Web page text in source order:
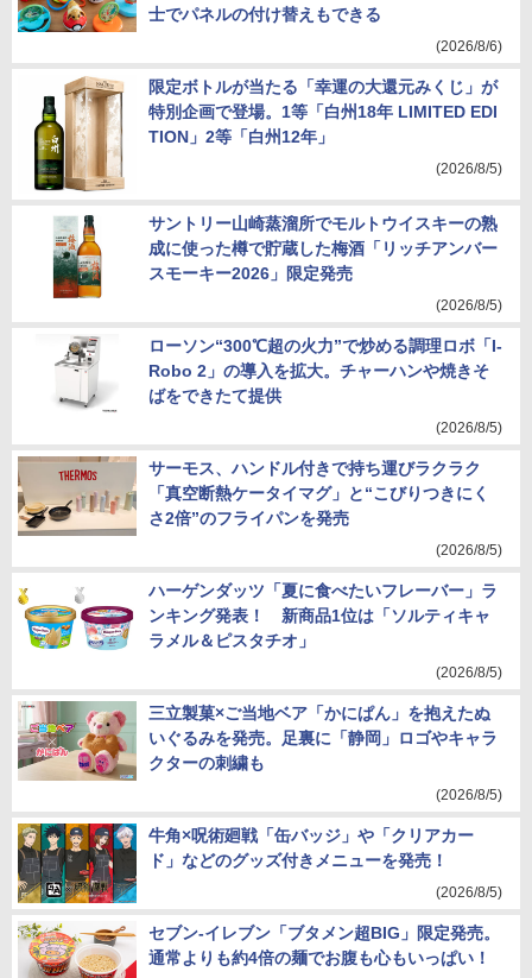
士でパネルの付け替えもできる
(2026/8/6)
限定ボトルが当たる「幸運の大還元みくじ」が
特別企画で登場。1等「白州18年 LIMITED EDI
TION」2等「白州12年」
(2026/8/5)
サントリー山崎蒸溜所でモルトウイスキーの熟
成に使った樽で貯蔵した梅酒「リッチアンバー
スモーキー2026」限定発売
(2026/8/5)
ローソン“300℃超の火力”で炒める調理ロボ「I-
Robo 2」の導入を拡大。チャーハンや焼きそ
ばをできたて提供
(2026/8/5)
サーモス、ハンドル付きで持ち運びラクラク
「真空断熱ケータイマグ」と“こびりつきにく
さ2倍”のフライパンを発売
(2026/8/5)
ハーゲンダッツ「夏に食べたいフレーバー」ラ
ンキング発表！ 新商品1位は「ソルティキャ
ラメル＆ピスタチオ」
(2026/8/5)
三立製菓×ご当地ベア「かにぱん」を抱えたぬ
いぐるみを発売。足裏に「静岡」ロゴやキャラ
クターの刺繍も
(2026/8/5)
牛角×呪術廻戦「缶バッジ」や「クリアカー
ド」などのグッズ付きメニューを発売！
(2026/8/5)
セブン-イレブン「ブタメン超BIG」限定発売。
通常よりも約4倍の麺でお腹も心もいっぱい！